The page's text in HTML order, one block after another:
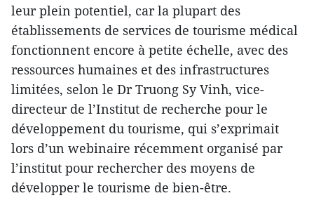
leur plein potentiel, car la plupart des
établissements de services de tourisme médical
fonctionnent encore à petite échelle, avec des
ressources humaines et des infrastructures
limitées, selon le Dr Truong Sy Vinh, vice-
directeur de l’Institut de recherche pour le
développement du tourisme, qui s’exprimait
lors d’un webinaire récemment organisé par
l’institut pour rechercher des moyens de
développer le tourisme de bien-être.